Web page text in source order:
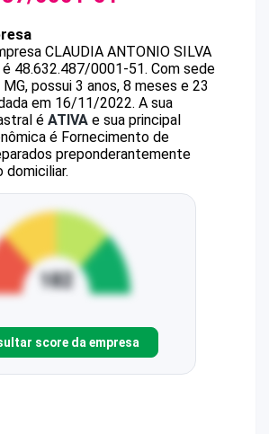
CLAUDIA ANTONIO SILVA
é 48.632.487/0001-51. Com sede
MG, possui 3 anos, 8 meses e 23
em 16/11/2022. A sua
é ATIVA e sua principal
é Fornecimento de
preponderantemente
domiciliar.
score da empresa